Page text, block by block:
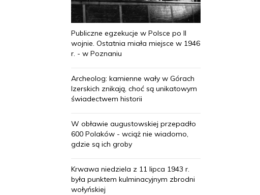
Publiczne egzekucje w Polsce po II
wojnie. Ostatnia miała miejsce w 1946
r. - w Poznaniu
Archeolog: kamienne wały w Górach
Izerskich znikają, choć są unikatowym
świadectwem historii
W obławie augustowskiej przepadło
600 Polaków - wciąż nie wiadomo,
gdzie są ich groby
Krwawa niedziela z 11 lipca 1943 r.
była punktem kulminacyjnym zbrodni
wołyńskiej